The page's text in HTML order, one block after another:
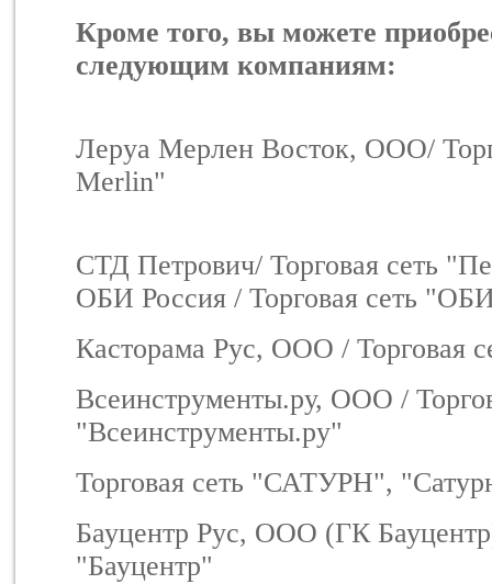
Кроме того, вы можете
следующим компаниям:
Леруа Мерлен Восток, ООО/
Merlin"
СТД Петрович/ Торговая сеть
ОБИ Россия / Торговая сеть
Касторама Рус, ООО / Торговая
Всеинструменты.ру, ООО /
"Всеинструменты.ру"
Торговая сеть "САТУРН",
Бауцентр Рус, ООО (ГК
"Бауцентр"